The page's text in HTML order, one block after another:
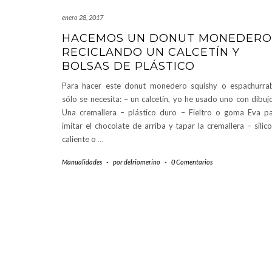
enero 28, 2017
HACEMOS UN DONUT MONEDERO
RECICLANDO UN CALCETÍN Y
BOLSAS DE PLÁSTICO
Para hacer este donut monedero squishy o
sólo se necesita: – un calcetín, yo he usado uno con
Una cremallera – plástico duro – Fieltro o goma Eva
imitar el chocolate de arriba y tapar la cremallera –
caliente o …
Manualidades - pordelriomerino - 0 Comentarios